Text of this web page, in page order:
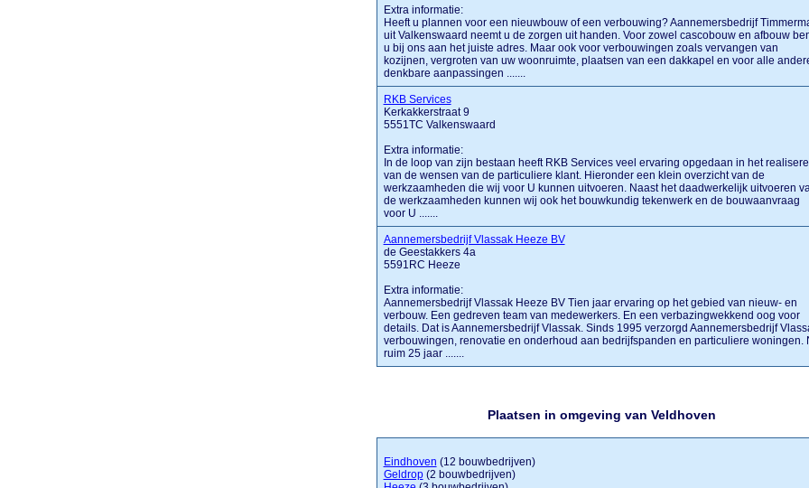
Extra informatie:
Heeft u plannen voor een nieuwbouw of een verbouwing? Aannemersbedrijf
uit Valkenswaard neemt u de zorgen uit handen. Voor zowel cascobouw en afbouw
u bij ons aan het juiste adres. Maar ook voor verbouwingen zoals vervangen van
kozijnen, vergroten van uw woonruimte, plaatsen van een dakkapel en voor alle
denkbare aanpassingen .......
RKB Services
Kerkakkerstraat 9
5551TC Valkenswaard
Extra informatie:
In de loop van zijn bestaan heeft RKB Services veel ervaring opgedaan in het
van de wensen van de particuliere klant. Hieronder een klein overzicht van de
werkzaamheden die wij voor U kunnen uitvoeren. Naast het daadwerkelijk uitvoeren
de werkzaamheden kunnen wij ook het bouwkundig tekenwerk en de bouwaanvraag
voor U .......
Aannemersbedrijf Vlassak Heeze BV
de Geestakkers 4a
5591RC Heeze
Extra informatie:
Aannemersbedrijf Vlassak Heeze BV Tien jaar ervaring op het gebied van nieuw- en
verbouw. Een gedreven team van medewerkers. En een verbazingwekkend oog voor
details. Dat is Aannemersbedrijf Vlassak. Sinds 1995 verzorgd Aannemersbedrijf
verbouwingen, renovatie en onderhoud aan bedrijfspanden en particuliere woningen.
ruim 25 jaar .......
Plaatsen in omgeving van Veldhoven
Eindhoven (12 bouwbedrijven)
Geldrop(2 bouwbedrijven)